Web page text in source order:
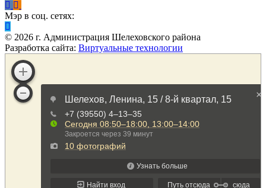
Мэр в соц. сетях:
© 2026 г. Администрация Шелеховского района
Разработка сайта: Виртуальные технологии